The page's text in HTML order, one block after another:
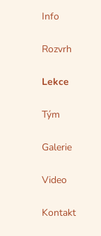
Info
Rozvrh
Lekce
Tým
Galerie
Video
Kontakt